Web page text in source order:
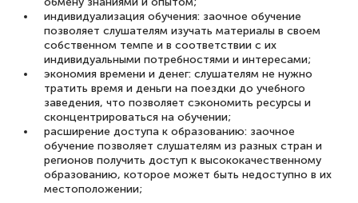
индивидуализация обучения: заочное обучение
позволяет слушателям изучать материалы в своем
собственном темпе и в соответствии с их
индивидуальными потребностями и интересами;
экономия времени и денег: слушателям не нужно
тратить время и деньги на поездки до учебного
заведения, что позволяет сэкономить ресурсы и
сконцентрироваться на обучении;
расширение доступа к образованию: заочное
обучение позволяет слушателям из разных стран и
регионов получить доступ к высококачественному
образованию, которое может быть недоступно в их
местоположении;